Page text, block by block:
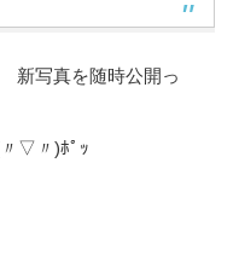
写真を随時公開っ
▽〃)ﾎﾟｯ